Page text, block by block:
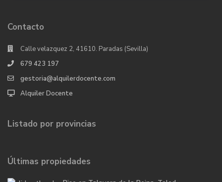
Contacto
Calle velazquez 2, 41610. Paradas (Sevilla)
679 423 197
gestoria@alquilerdocente.com
Alquiler Docente
Listado por provincias
Últimas propiedades